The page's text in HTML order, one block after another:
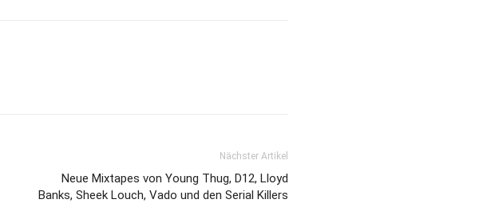
Nächster Artikel
Neue Mixtapes von Young Thug, D12, Lloyd
Banks, Sheek Louch, Vado und den Serial Killers